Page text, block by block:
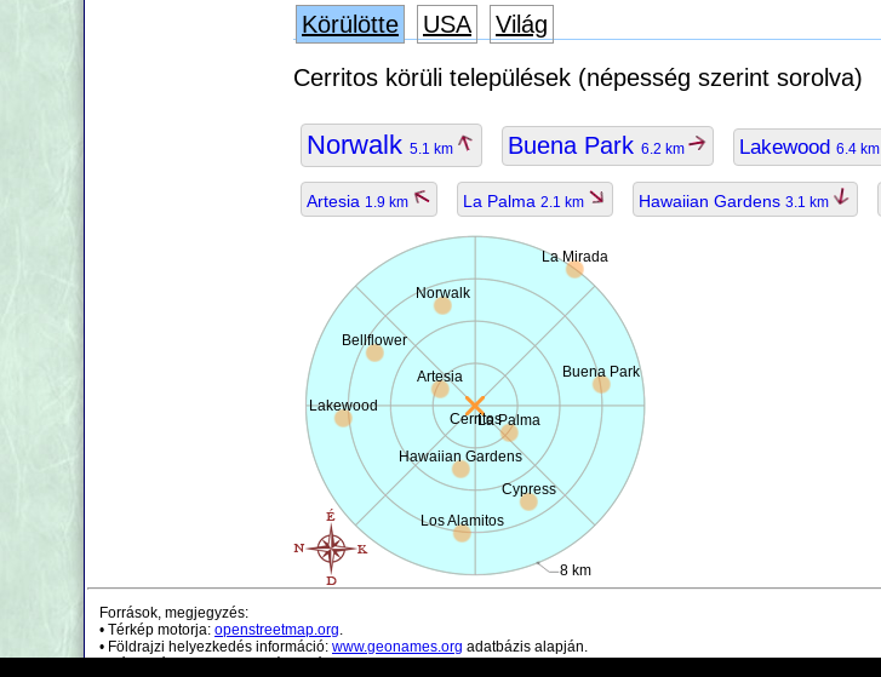
Körülötte USA
Világ
Cerritos körüli települések (népesség szerint sorolva)
Norwalk 5.1 km Buena Park 6.2 km Lakewood 6.4 km
Artesia 1.9 km La Palma 2.1 km Hawaiian Gardens 3.1 km
Cerritos
8 km
Norwalk
Buena Park
Lakewood
Bellflower
La Mirada
Cypress
Artesia
La Palma
Hawaiian Gardens
Los Alamitos
Források, megjegyzés:
• Térkép motorja: openstreetmap.org.
• Földrajzi helyezkedés információ: www.geonames.org adatbázis alapján.